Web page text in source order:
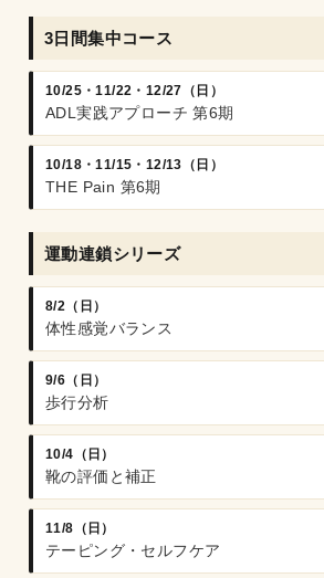
3日間集中コース
10/25・11/22・12/27（日）
ADL実践アプローチ 第6期
10/18・11/15・12/13（日）
THE Pain 第6期
運動連鎖シリーズ
8/2（日）
体性感覚バランス
9/6（日）
歩行分析
10/4（日）
靴の評価と補正
11/8（日）
テーピング・セルフケア